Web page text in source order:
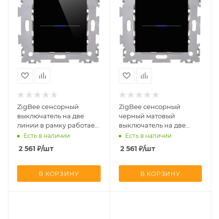
ZigBee cенсорный
выключатель на две
линии в рамку работает
с АЛИСОЙ CGSS AMG-
GL01ZB-BCG
Есть в наличии
2 561 ₽/шт
В КОРЗИНУ
ZigBee cенсорный
черный матовый
выключатель на две
линии в рамку работает
с АЛИСОЙ CGSS AMG-
GL01ZB-BCM
Есть в наличии
2 561₽/шт
В КОРЗИНУ